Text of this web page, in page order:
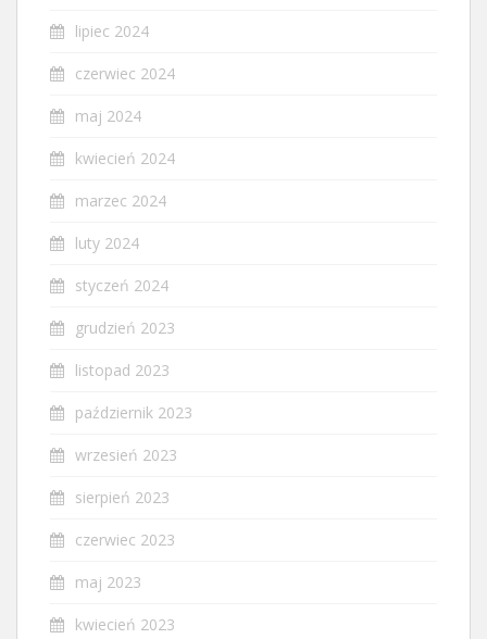
lipiec 2024
czerwiec 2024
maj 2024
kwiecień 2024
marzec 2024
luty 2024
styczeń 2024
grudzień 2023
listopad 2023
październik 2023
wrzesień 2023
sierpień 2023
czerwiec 2023
maj 2023
kwiecień 2023